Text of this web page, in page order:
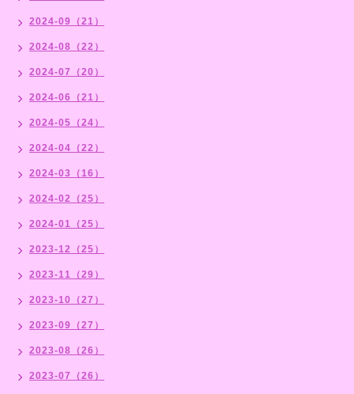
2024-09（21）
2024-08（22）
2024-07（20）
2024-06（21）
2024-05（24）
2024-04（22）
2024-03（16）
2024-02（25）
2024-01（25）
2023-12（25）
2023-11（29）
2023-10（27）
2023-09（27）
2023-08（26）
2023-07（26）